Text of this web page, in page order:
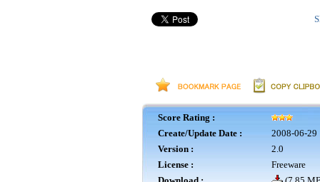
Score Rating :
Create/Update Date :
2008-06-29
Version :
2.0
License :
Freeware